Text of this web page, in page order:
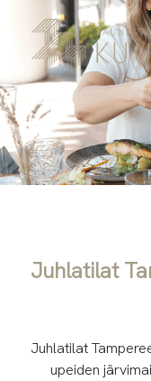
content
Juhlatilat
Juhlatilat
Juhlatilat
upeiden